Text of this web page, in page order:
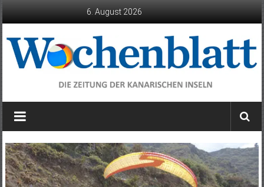
6. August 2026
Wochenblatt
die
der
Kanarischen
Inseln